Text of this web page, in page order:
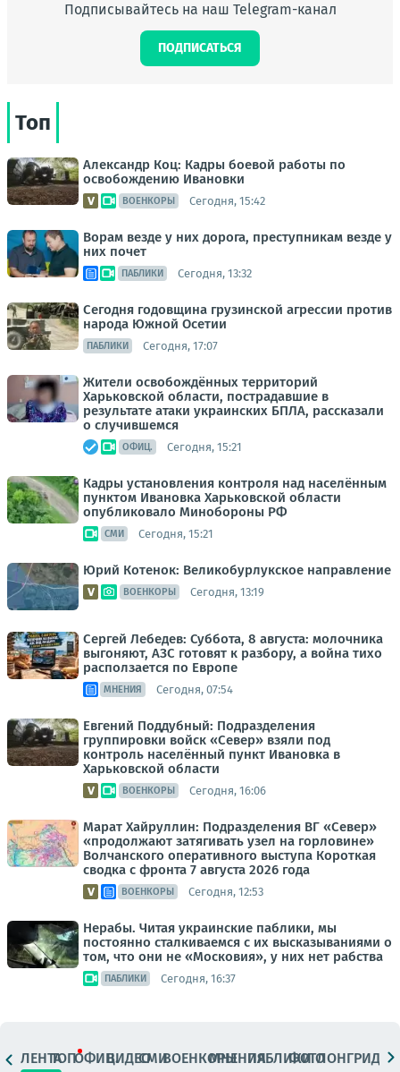
Подписывайтесь на наш Telegram-канал
ПОДПИСАТЬСЯ
Топ
Александр Коц: Кадры боевой работы по
освобождению Ивановки
ВОЕНКОРЫ Сегодня, 15:42
Ворам везде у них дорога, преступникам везде у
них почет
ПАБЛИКИ Сегодня, 13:32
Сегодня годовщина грузинской агрессии против
народа Южной Осетии
ПАБЛИКИ Сегодня, 17:07
Жители освобождённых территорий
Харьковской области, пострадавшие в
результате атаки украинских БПЛА, рассказали
о случившемся
ОФИЦ. Сегодня, 15:21
Кадры установления контроля над населённым
пунктом Ивановка Харьковской области
опубликовало Минобороны РФ
СМИ Сегодня, 15:21
Юрий Котенок: Великобурлукское направление
ВОЕНКОРЫ Сегодня, 13:19
Сергей Лебедев: Суббота, 8 августа: молочника
выгоняют, АЗС готовят к разбору, а война тихо
расползается по Европе
МНЕНИЯ Сегодня, 07:54
Евгений Поддубный: Подразделения
группировки войск «Север» взяли под
контроль населённый пункт Ивановка в
Харьковской области
ВОЕНКОРЫ Сегодня, 16:06
Марат Хайруллин: Подразделения ВГ «Север»
«продолжают затягивать узел на горловине»
Волчанского оперативного выступа Короткая
сводка с фронта 7 августа 2026 года
ВОЕНКОРЫ Сегодня, 12:53
Нерабы. Читая украинские паблики, мы
постоянно сталкиваемся с их высказываниями о
том, что они не «Московия», у них нет рабства
ПАБЛИКИ Сегодня, 16:37
ЛЕНТАТОПОФИЦ.ВИДЕОСМИВОЕНКОРЫМНЕНИЯПАБЛИКИ
ФОТОЛОНГРИДЫ